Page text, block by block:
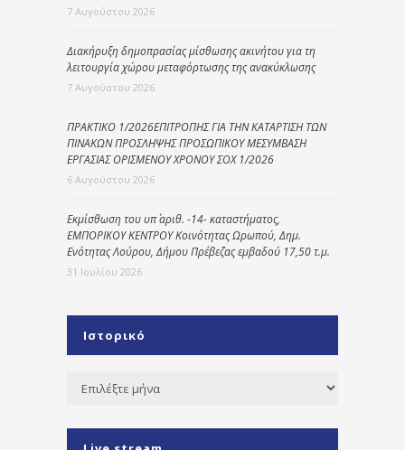
7 Αυγούστου 2026
Διακήρυξη δημοπρασίας μίσθωσης ακινήτου για τη
λειτουργία χώρου μεταφόρτωσης της ανακύκλωσης
7 Αυγούστου 2026
ΠΡΑΚΤΙΚΟ 1/2026ΕΠΙΤΡΟΠΗΣ ΓΙΑ ΤΗΝ ΚΑΤΑΡΤΙΣΗ ΤΩΝ
ΠΙΝΑΚΩΝ ΠΡΟΣΛΗΨΗΣ ΠΡΟΣΩΠΙΚΟΥ ΜΕΣΥΜΒΑΣΗ
ΕΡΓΑΣΙΑΣ ΟΡΙΣΜΕΝΟΥ ΧΡΟΝΟΥ ΣΟΧ 1/2026
6 Αυγούστου 2026
Εκμίσθωση του υπ΄ αριθ. -14- καταστήματος,
ΕΜΠΟΡΙΚΟΥ ΚΕΝΤΡΟΥ Κοινότητας Ωρωπού, Δημ.
Ενότητας Λούρου, Δήμου Πρέβεζας εμβαδού 17,50 τ.μ.
31 Ιουλίου 2026
Ιστορικό
Ιστορικό